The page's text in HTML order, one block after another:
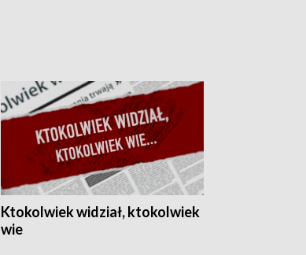
Ktokolwiek widział, ktokolwiek
wie